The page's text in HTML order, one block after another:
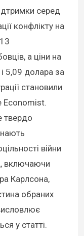
серед
конфлікту на
а ціни на
5,09 долара за
становили
Economist.
твердо
війни
включаючи
Карлсона,
обраних
у статті.